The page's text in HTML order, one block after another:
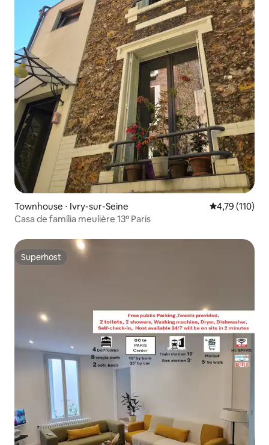
Townhouse ⋅ Ivry-sur-Seine 4,79 de uma
4,79 (110)
Casa de família meulière 13º Paris
Superhost
Superhost